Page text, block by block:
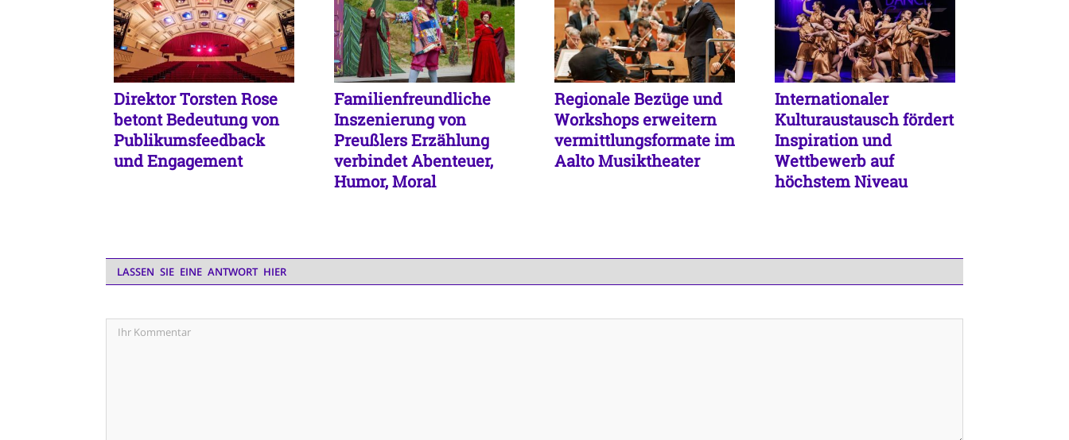
Direktor Torsten Rose
betont Bedeutung von
Publikumsfeedback
und Engagement
Familienfreundliche
Inszenierung von
Preußlers Erzählung
verbindet Abenteuer,
Humor, Moral
Regionale Bezüge und
Workshops erweitern
vermittlungsformate im
Aalto Musiktheater
Internationaler
Kulturaustausch fördert
Inspiration und
Wettbewerb auf
höchstem Niveau
LASSEN SIE EINE ANTWORT HIER